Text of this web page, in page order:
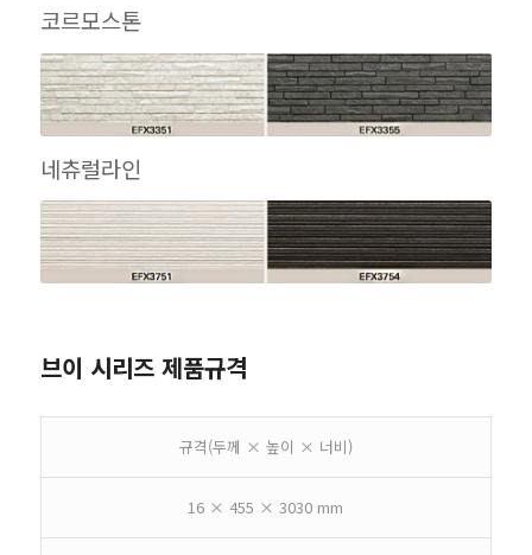
코르모스톤
네츄럴라인
브이 시리즈 제품규격
규격(두께 × 높이 × 너비)
16 × 455 × 3030 mm